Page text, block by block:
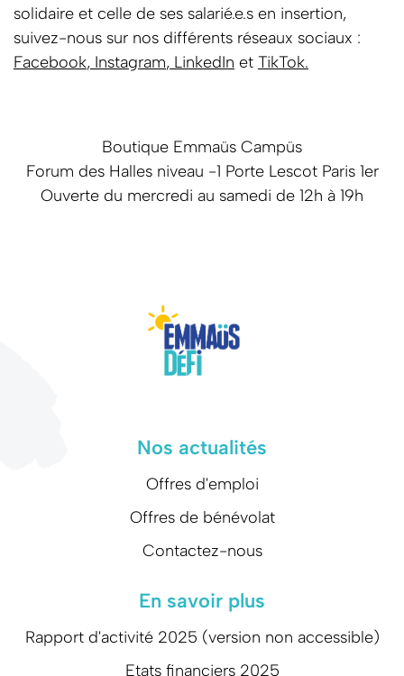
solidaire et celle de ses salarié.e.s en insertion,
suivez-nous sur nos différents réseaux sociaux :
Facebook, Instagram, LinkedIn et TikTok.
Boutique Emmaüs Campüs
Forum des Halles niveau -1 Porte Lescot Paris 1er
Ouverte du mercredi au samedi de 12h à 19h
Nos actualités
Offres d'emploi
Offres de bénévolat
Contactez-nous
En savoir plus
Rapport d'activité 2025 (version non accessible)
Etats financiers 2025